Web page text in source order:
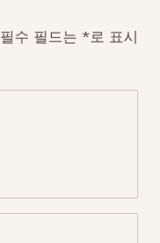
필수 필드는 *로 표시